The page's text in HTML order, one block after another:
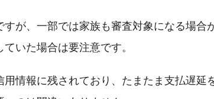
が、一部では家族も審査対象になる場合
いた場合は要注意です。
情報に残されており、たまたま支払遅延